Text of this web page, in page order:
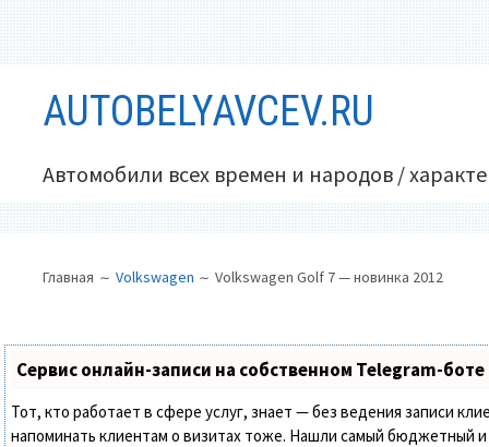
содержимомуAUTOBELYAVCEV.RU
Автомобили всех времен и народов /
МЕНЮ
САЙТЕ
(ХЛЕБНЫЕ
КРОШКИ)
Главная Volkswagen Volkswagen Golf 7 — новинка 2012
Сервис онлайн-записи на собственном Telegram-боте
Тот, кто работает в сфере услуг, знает — без ведения записи
напоминать клиентам о визитах тоже. Нашли самый бюджетный